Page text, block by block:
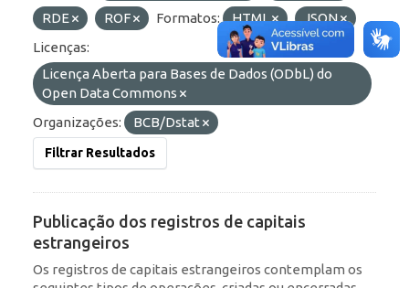
RDE
ROF Formatos: HTML
JSON
Licenças:
Licença Aberta para Bases de Dados (ODbL) do
Open Data Commons
Organizações:
BCB/Dstat
Filtrar Resultados
Publicação dos registros de capitais
estrangeiros
Os registros de capitais estrangeiros contemplam os